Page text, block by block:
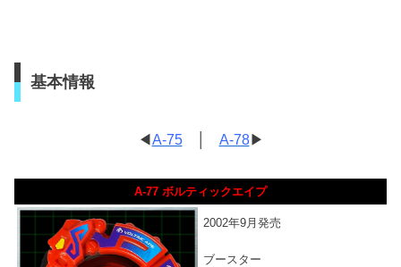
基本情報
◀A-75│ A-78▶
A-77 ボルティックエイプ
2002年9月発売
ブースター